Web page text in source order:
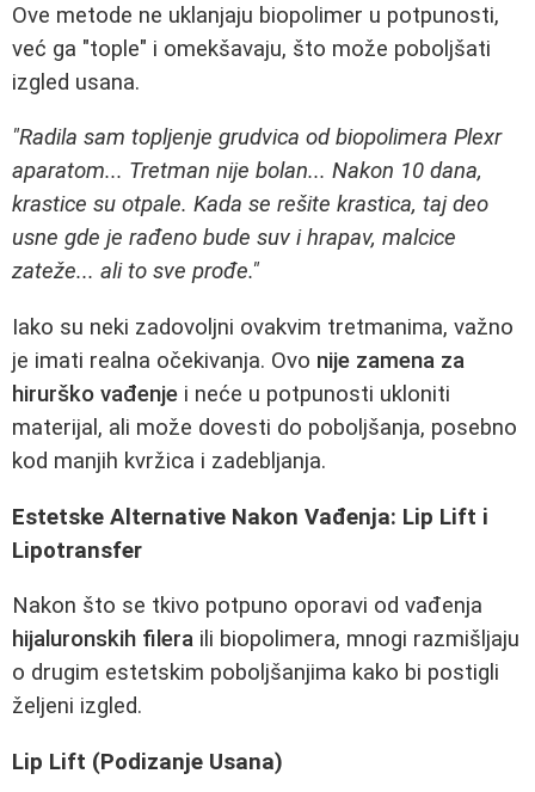
Ove metode ne uklanjaju biopolimer u potpunosti,
već ga "tople" i omekšavaju, što može poboljšati
izgled usana.
"Radila sam topljenje grudvica od biopolimera Plexr
aparatom... Tretman nije bolan... Nakon 10 dana,
krastice su otpale. Kada se rešite krastica, taj deo
usne gde je rađeno bude suv i hrapav, malcice
zateže... ali to sve prođe."
Iako su neki zadovoljni ovakvim tretmanima, važno
je imati realna očekivanja. Ovo nije zamena za
hirurško vađenje i neće u potpunosti ukloniti
materijal, ali može dovesti do poboljšanja, posebno
kod manjih kvržica i zadebljanja.
Estetske Alternative Nakon Vađenja: Lip Lift i
Lipotransfer
Nakon što se tkivo potpuno oporavi od vađenja
hijaluronskih filera ili biopolimera, mnogi razmišljaju
o drugim estetskim poboljšanjima kako bi postigli
željeni izgled.
Lip Lift (Podizanje Usana)